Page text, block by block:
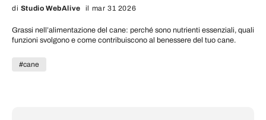
di Studio WebAlive il mar 31 2026
Grassi nell’alimentazione del cane: perché sono nutrienti essenziali, quali
funzioni svolgono e come contribuiscono al benessere del tuo cane.
#cane